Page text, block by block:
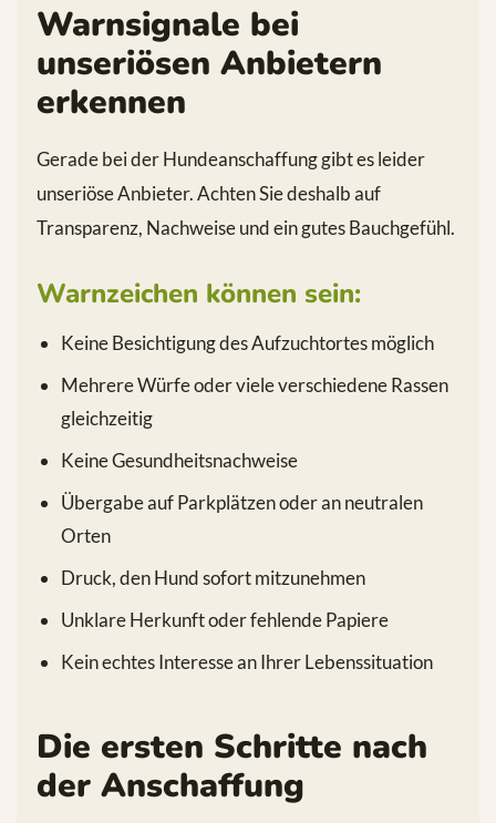
Warnsignale bei
unseriösen Anbietern
erkennen
Gerade bei der Hundeanschaffung gibt es leider
unseriöse Anbieter. Achten Sie deshalb auf
Transparenz, Nachweise und ein gutes Bauchgefühl.
Warnzeichen können sein:
Keine Besichtigung des Aufzuchtortes möglich
Mehrere Würfe oder viele verschiedene Rassen
gleichzeitig
Keine Gesundheitsnachweise
Übergabe auf Parkplätzen oder an neutralen
Orten
Druck, den Hund sofort mitzunehmen
Unklare Herkunft oder fehlende Papiere
Kein echtes Interesse an Ihrer Lebenssituation
Die ersten Schritte nach
der Anschaffung